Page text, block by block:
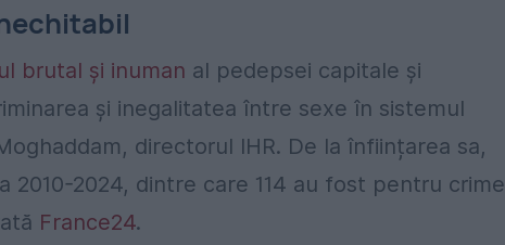
brutal și inuman al pedepsei capitale și
și inegalitatea între sexe în sistemul
directorul IHR. De la înființarea sa,
2010-2024, dintre care 114 au fost pentru crime
France24.